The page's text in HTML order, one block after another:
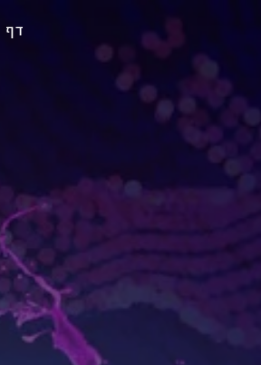
דף